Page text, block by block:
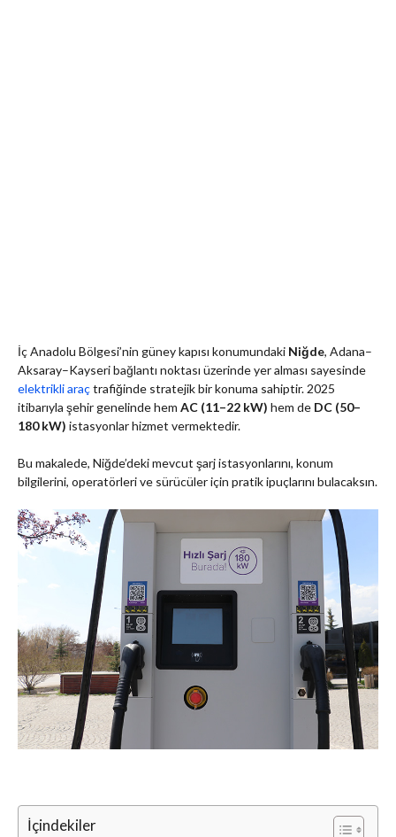
İç Anadolu Bölgesi’nin güney kapısı konumundaki Niğde, Adana–
Aksaray–Kayseri bağlantı noktası üzerinde yer alması sayesinde
elektrikli araçtrafiğinde stratejik bir konuma sahiptir. 2025
itibarıyla şehir genelinde hem AC (11–22 kW) hem de DC (50–
180 kW) istasyonlar hizmet vermektedir.
Bu makalede, Niğde’deki mevcut şarj istasyonlarını, konum
bilgilerini, operatörleri ve sürücüler için pratik ipuçlarını bulacaksın.
İçindekiler